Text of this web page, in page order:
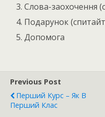
Слова-заохочення
Подарунок
Допомога
Previous Post
Перший Курс – Як В
Перший Клас